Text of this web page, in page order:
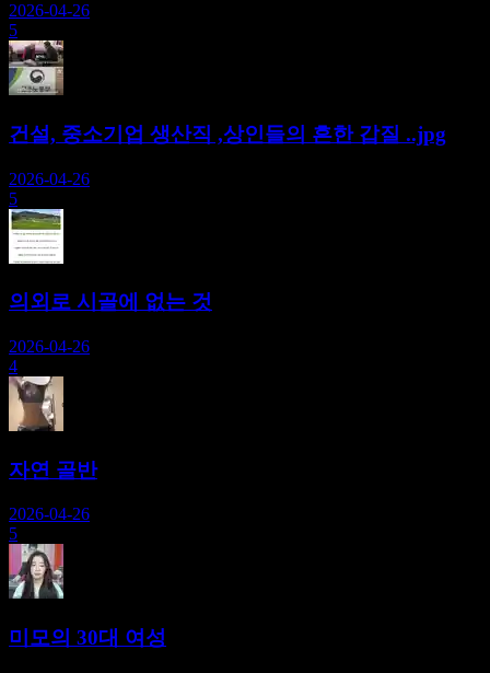
2026-04-26
5
건설, 중소기업 생산직 ,상인들의 흔한 갑질 ..jpg
2026-04-26
5
의외로 시골에 없는 것
2026-04-26
4
자연 골반
2026-04-26
5
미모의 30대 여성